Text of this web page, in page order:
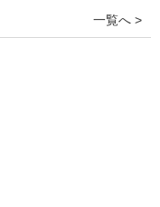
一覧へ >